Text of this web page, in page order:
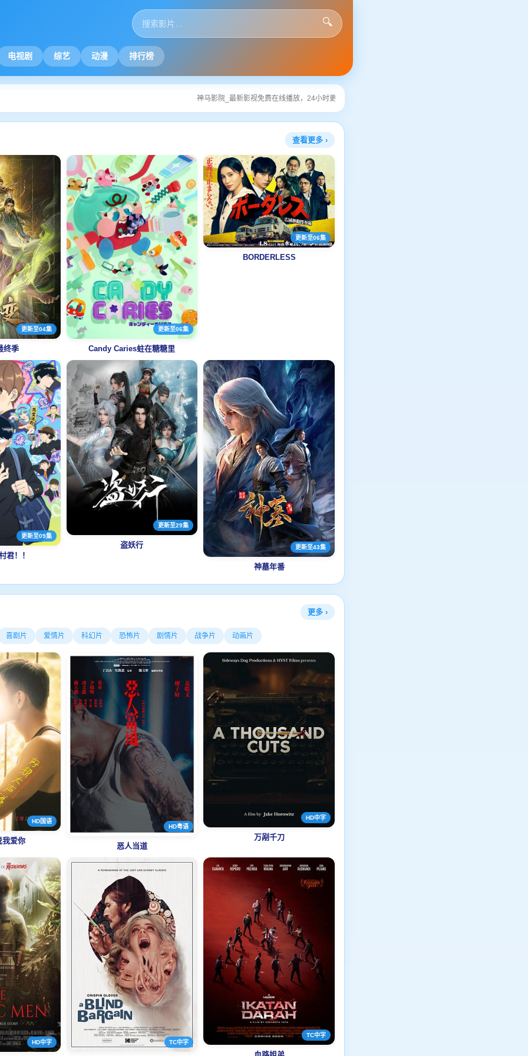
🔍
电视剧 综艺 动漫 排行榜
神马影院_最新影视免费在线播放，24小时更新最新电影电视剧。欢迎收藏本站！
查看更多 ›
更新至04集
终季
更新至06集
Candy Caries蛀在糖糖里
更新至06集
BORDERLESS
更新至09集
君！！
更新至29集
盗妖行 更新至43集
神墓年番
更多 ›
喜剧片 爱情片 科幻片 恐怖片 剧情片 战争片 动画片
HD国语
我爱你
HD粤语
恶人当道
HD中字
万剐千刀
HD中字 TC中字
TC中字